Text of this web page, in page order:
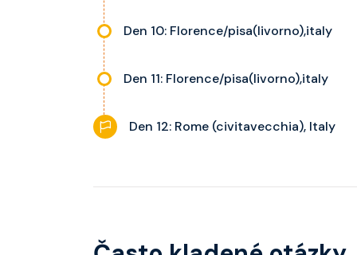
Den 10: Florence/pisa(livorno),italy
Den 11: Florence/pisa(livorno),italy
Den 12: Rome (civitavecchia), Italy